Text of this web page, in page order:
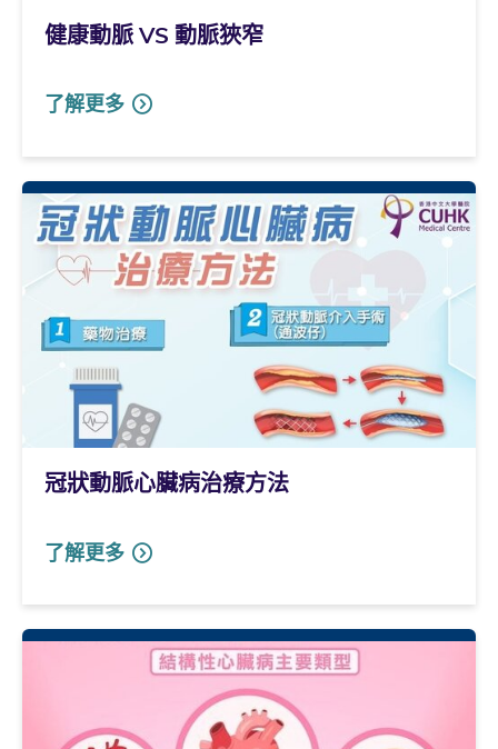
健康動脈 VS 動脈狹窄
了解更多
冠狀動脈心臟病治療方法
了解更多